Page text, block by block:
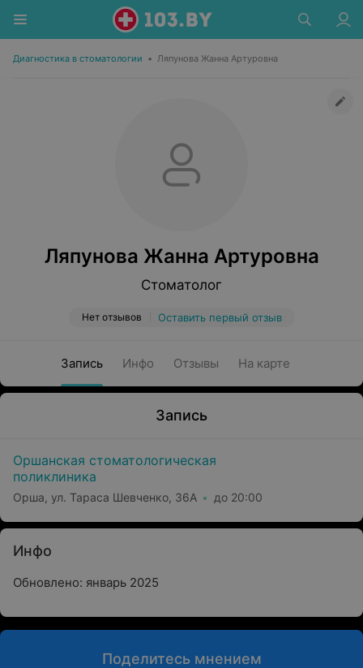
Диагностика в стоматологии • Ляпунова Жанна Артуровна
Ляпунова Жанна Артуровна
Стоматолог
Нет отзывов Оставить первый отзыв
Запись Инфо Отзывы На карте
Запись
Оршанская стоматологическая
поликлиника
Орша, ул. Тараса Шевченко, 36А до 20:00
Инфо
Обновлено: январь 2025
Поделитесь мнением